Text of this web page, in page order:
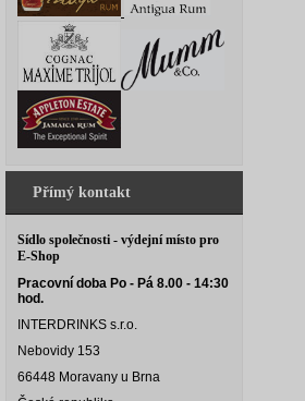
Přímý kontakt
Sídlo společnosti - výdejní místo pro
E-Shop
Pracovní doba Po - Pá 8.00 - 14:30
hod.
INTERDRINKS s.r.o.
Nebovidy 153
66448 Moravany u Brna